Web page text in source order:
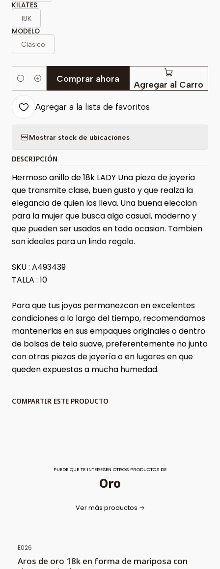
KILATES
18K
MODELO
Clasico
Cantidad Agregar al Carro
Comprar ahora
Agregar a la lista de favoritos
Mostrar stock de ubicaciones
DESCRIPCIÓN
Hermoso anillo de 18k LADY Una pieza de joyeria
que transmite clase, buen gusto y que realza la
elegancia de quien los lleva. Una buena eleccion
para la mujer que busca algo casual, moderno y
que pueden ser usados en toda ocasion. Tambien
son ideales para un lindo regalo.
SKU : A493439
TALLA : 10
Para que tus joyas permanezcan en excelentes
condiciones a lo largo del tiempo, recomendamos
mantenerlas en sus empaques originales o dentro
de bolsas de tela suave, preferentemente no junto
con otras piezas de joyería o en lugares en que
queden expuestas a mucha humedad.
COMPARTIR ESTE PRODUCTO
PUEDE QUE TE INTERESEN OTROS PRODUCTOS DE
Oro
Ver más productos
E026
Aros de oro 18k en forma de mariposa con